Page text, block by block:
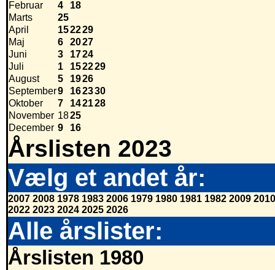
Februar 4
18
Marts
25
April
152229
Maj
6 2027
Juni
3 1724
Juli
1 152229
August
5 1926
September9 162330
Oktober
7 142128
November 1825
December 9 16
Årslisten 2023
Vælg et andet år:
2007 2008 1978 1983 2006 1979 1980 1981 1982 2009 2010
2022 2023 2024 2025 2026
Alle årslister:
Årslisten 1980